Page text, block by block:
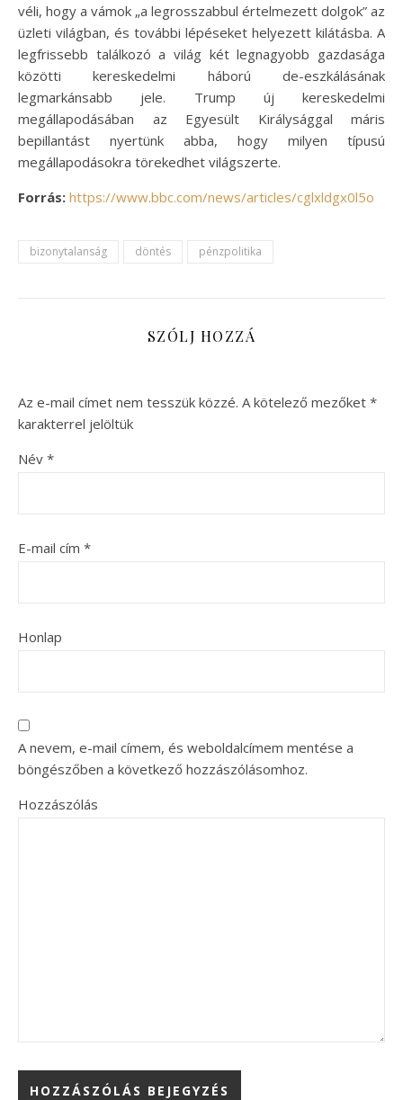
véli, hogy a vámok „a legrosszabbul értelmezett dolgok” az
üzleti világban, és további lépéseket helyezett kilátásba. A
legfrissebb találkozó a világ két legnagyobb gazdasága
közötti kereskedelmi háború de-eszkálásának
legmarkánsabb jele. Trump új kereskedelmi
megállapodásában az Egyesült Királysággal máris
bepillantást nyertünk abba, hogy milyen típusú
megállapodásokra törekedhet világszerte.
Forrás: https://www.bbc.com/news/articles/cglxldgx0l5o
bizonytalanság döntés pénzpolitika
SZÓLJ HOZZÁ
Az e-mail címet nem tesszük közzé. A kötelező mezőket *
karakterrel jelöltük
Név *
E-mail cím *
Honlap
A nevem, e-mail címem, és weboldalcímem mentése a
böngészőben a következő hozzászólásomhoz.
Hozzászólás